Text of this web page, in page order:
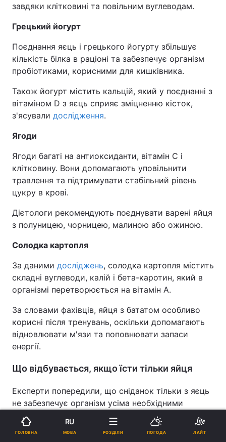
завдяки клітковині та повільним вуглеводам.
Грецький йогурт
Поєднання яєць і грецького йогурту збільшує
кількість білка в раціоні та забезпечує організм
пробіотиками, корисними для кишківника.
Також йогурт містить кальцій, який у поєднанні з
вітаміном D з яєць сприяє зміцненню кісток,
з'ясували дослідження.
Ягоди
Ягоди багаті на антиоксиданти, вітамін С і
клітковину. Вони допомагають уповільнити
травлення та підтримувати стабільний рівень
цукру в крові.
Дієтологи рекомендують поєднувати варені яйця
з полуницею, чорницею, малиною або ожиною.
Солодка картопля
За даними досліджень, солодка картопля містить
складні вуглеводи, калій і бета-каротин, який в
організмі перетворюється на вітамін А.
За словами фахівців, яйця з бататом особливо
корисні після тренувань, оскільки допомагають
відновлювати м'язи та поповнювати запаси
енергії.
Що відбувається, якщо їсти тільки яйця
Експерти попередили, що сніданок тільки з яєць
не забезпечує організм усіма необхідними
речовинами. Зокрема, у яйцях практично немає
клітковини, вітаміну С і достатньої кількості
ГОЛОВНА
RU
МОВА РОЗДІЛИ ПОГОДА ЛАЙТ